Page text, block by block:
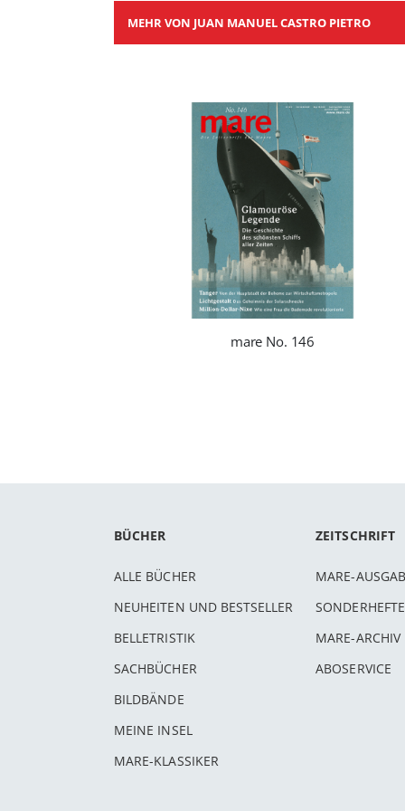
MEHR VON JUAN MANUEL CASTRO PIETRO
mare No. 146
BÜCHER
ALLE BÜCHER
NEUHEITEN UND BESTSELLER
BELLETRISTIK
SACHBÜCHER
BILDBÄNDE
MEINE INSEL
MARE-KLASSIKER
ZEITSCHRIFT
MARE-
SONDERHEFTE
MARE-ARCHIV
ABOSERVICE